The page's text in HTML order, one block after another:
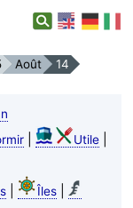
Août 14
| Utile|
| Îles|